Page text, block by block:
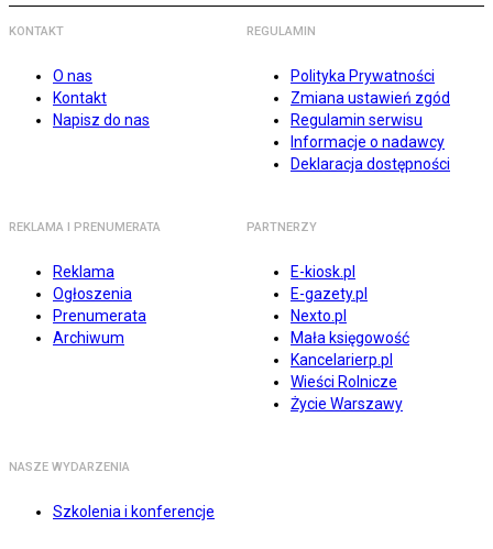
KONTAKT
O nas
Kontakt
Napisz do nas
REGULAMIN
Polityka Prywatności
Zmiana ustawień zgód
Regulamin serwisu
Informacje o nadawcy
Deklaracja dostępności
REKLAMA I PRENUMERATA
Reklama
Ogłoszenia
Prenumerata
Archiwum
PARTNERZY
E-kiosk.pl
E-gazety.pl
Nexto.pl
Mała księgowość
Kancelarierp.pl
Wieści Rolnicze
Życie Warszawy
NASZE WYDARZENIA
Szkolenia i konferencje